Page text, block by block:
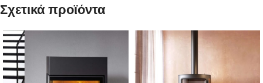
Σχετικά προϊόντα